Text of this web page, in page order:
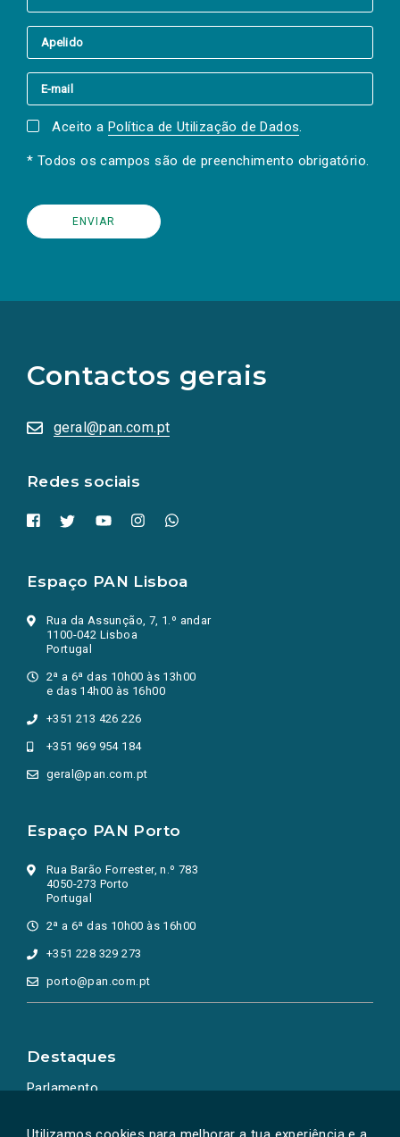
Aceito a Política de Utilização de Dados.
* Todos os campos são de preenchimento obrigatório.
Contactos gerais
geral@pan.com.pt
Redes sociais
redes
sociais
numa
nova
Espaço PAN Lisboa
Rua da Assunção, 7, 1.º andar
1100-042 Lisboa
Portugal
2ª a 6ª das 10h00 às 13h00
e das 14h00 às 16h00
+351 213 426 226
+351 969 954 184
geral@pan.com.pt
Espaço PAN Porto
Rua Barão Forrester, n.º 783
4050-273 Porto
Portugal
2ª a 6ª das 10h00 às 16h00
+351 228 329 273
porto@pan.com.pt
Destaques
Parlamento